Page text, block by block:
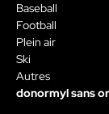
Baseball
Football
Plein air
Ski
Autres
donormyl sans